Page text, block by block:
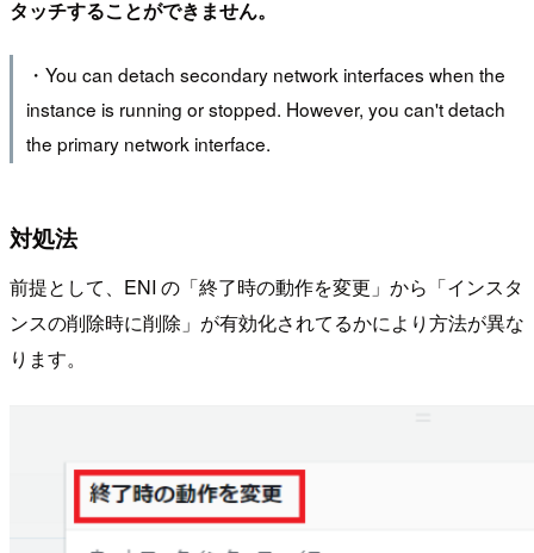
タッチすることができません。
・You can detach secondary network interfaces when the
instance is running or stopped. However, you can't detach
the primary network interface.
対処法
前提として、ENI の「終了時の動作を変更」から「インスタ
ンスの削除時に削除」が有効化されてるかにより方法が異な
ります。